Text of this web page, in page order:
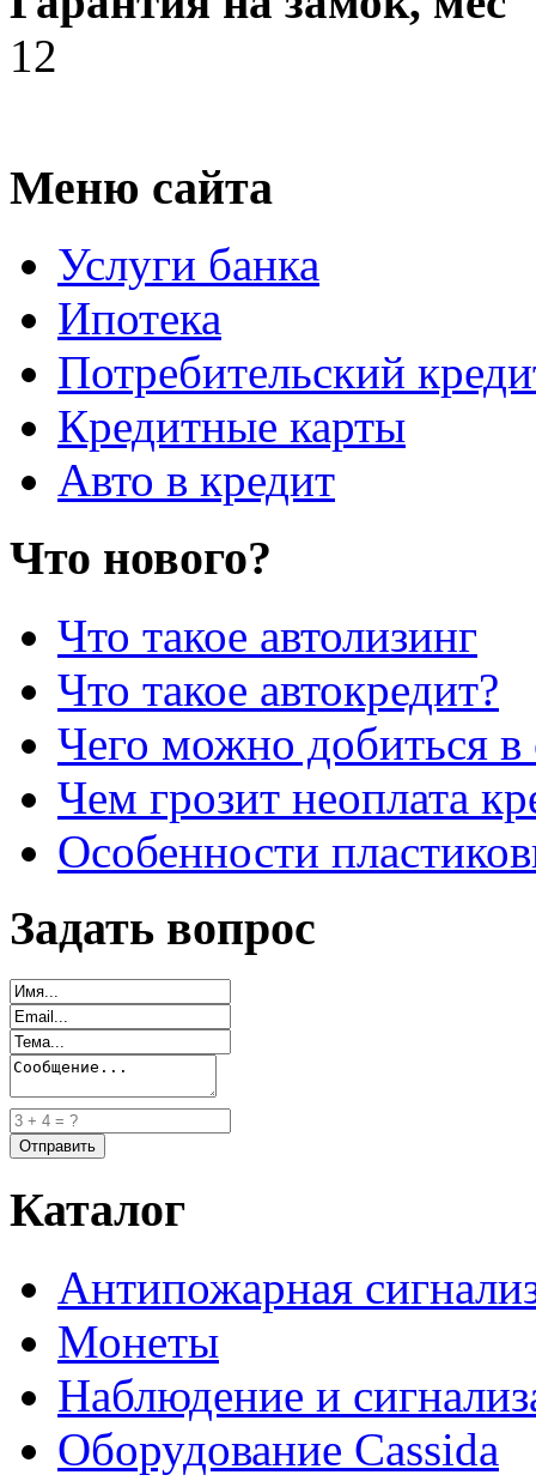
12
Меню сайта
Услуги банка
Ипотека
Потребительский
Кредитные карты
Авто в кредит
Что нового?
Что такое автолизинг
Что такое автокредит?
Чего можно добиться в
Чем грозит неоплата
Особенности
Задать вопрос
Каталог
Антипожарная
Монеты
Наблюдение и
Оборудование Cassida